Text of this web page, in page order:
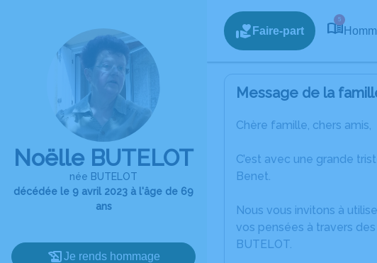
Noëlle BUTELOT
née BUTELOT
décédée le 9 avril 2023 à l'âge de 69
ans
Je rends hommage
Faire-part
5
Message de la
Chère famille, chers amis,
C’est avec une grande
Benet.
Nous vous invitons à
vos pensées à travers
BUTELOT.